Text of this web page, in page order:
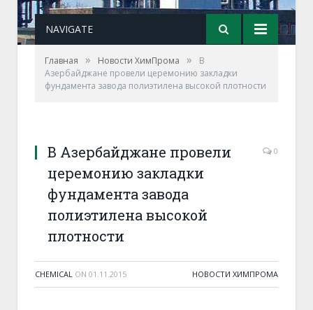
NAVIGATE
Главная » Новости ХимПрома »
В
Азербайджане провели церемонию закладки
фундамента завода полиэтилена высокой плотности
В Азербайджане провели
церемонию закладки
фундамента завода
полиэтилена высокой
плотности
0
CHEMICAL ON 01.11.2015 НОВОСТИ ХИМПРОМА